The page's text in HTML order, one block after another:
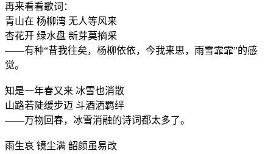
再来看看歌词：
青山在 杨柳湾 无人等风来
杏花开 绿水盘 新芽莫摘采
——有种“昔我往矣，杨柳依依，今我来思，雨雪霏霏”的感
觉。
知是一年春又来 冰雪也消散
山路若陡缓步迈 斗酒洒羁绊
——万物回春，冰雪消融的诗词都太多了。
雨生哀 镜尘满 韶颜虽易改